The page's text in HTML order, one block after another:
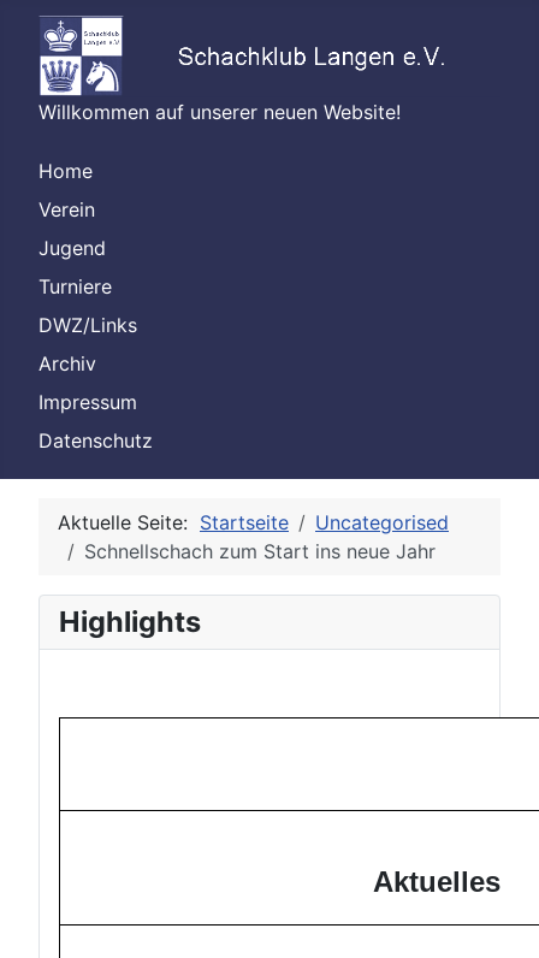
Willkommen auf unserer neuen Website!
Home
Verein
Jugend
Turniere
DWZ/Links
Archiv
Impressum
Datenschutz
Aktuelle Seite: Startseite
Uncategorised
Schnellschach zum Start ins neue Jahr
Highlights
Aktuelles